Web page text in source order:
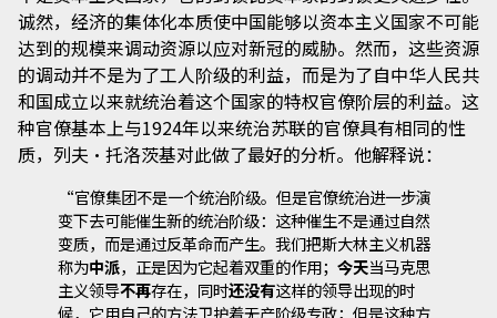
诚然，经济的集体化本质使中国能够以资本主义国家不可能
达到的规模来调动资源以应对新冠的威胁。然而，这些资源
的调动并不是为了工人阶级的利益，而是为了自中华人民共
和国成立以来就统治着这个国家的特权官僚阶层的利益。这
种官僚基本上与1924年以来统治苏联的官僚具有相同的性
质，列夫·托洛茨基对此做了最好的分析。他解释说：
“官僚集团不是一个统治阶级。但是官僚统治进一步演
变下去可能催生新的统治阶级：这种催生不是通过自然
变质，而是通过反革命而产生。我们把斯大林主义机器
称为中派，正是因为它起着双重的作用； 今天当马克思
主义领导不再存在，同时还没有这样的领导出现的时
候，它用自己的方法卫护着无产阶级专政；但是这种方